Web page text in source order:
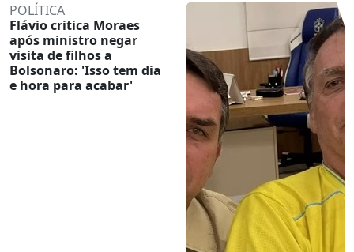
POLÍTICA
Flávio critica Moraes
após ministro negar
visita de filhos a
Bolsonaro: 'Isso tem dia
e hora para acabar'